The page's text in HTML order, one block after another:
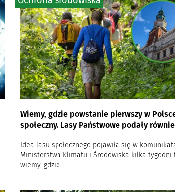
Wiemy, gdzie powstanie pierwszy w
społeczny. Lasy Państwowe podały
Idea lasu społecznego pojawiła się w
Ministerstwa Klimatu i Środowiska kilka tygodni
wiemy, gdzie...